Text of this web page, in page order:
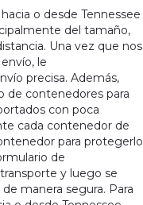
o desde Tennessee
del tamaño,
Una vez que nos
le
precisa. Además,
de contenedores para
con poca
cada contenedor de
para protegerlo
de
y luego se
manera segura. Para